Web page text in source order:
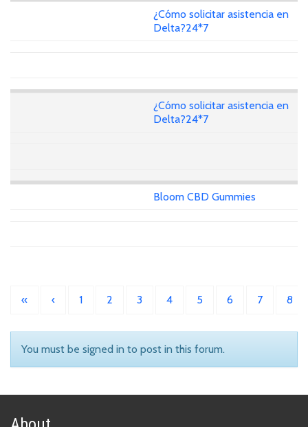
¿Cómo solicitar asistencia en
Delta?24*7
¿Cómo solicitar asistencia en
Delta?24*7
Bloom CBD Gummies
« ‹ 1 2 3 4 5 6 7 8
You must be signed in to post in this forum.